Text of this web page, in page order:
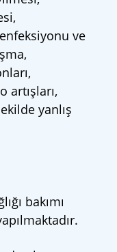
ve
artışları,
yanlış
bakımı